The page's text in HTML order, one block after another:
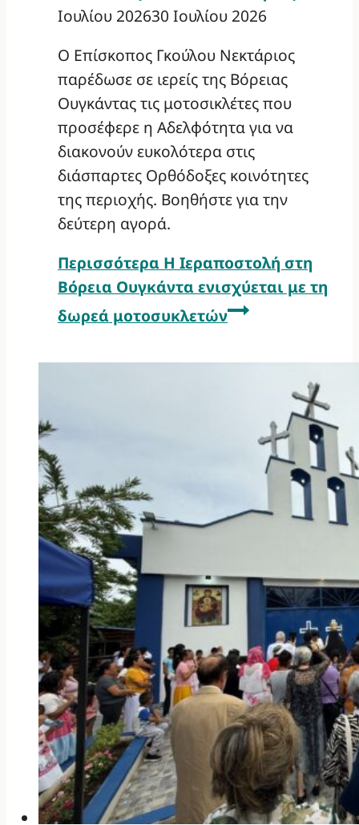
Ιουλίου 202630 Ιουλίου 2026
Ο Επίσκοπος Γκούλου Νεκτάριος
παρέδωσε σε ιερείς της Βόρειας
Ουγκάντας τις μοτοσικλέτες που
προσέφερε η Αδελφότητα για να
διακονούν ευκολότερα στις
διάσπαρτες Ορθόδοξες κοινότητες
της περιοχής. Βοηθήστε για την
δεύτερη αγορά.
Περισσότερα Η Ιεραποστολή στη
Βόρεια Ουγκάντα ενισχύεται με τη
δωρεά μοτοσυκλετών